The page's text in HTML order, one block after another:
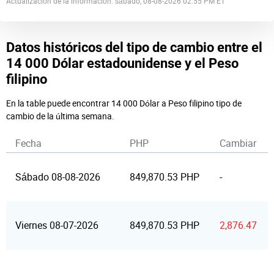
Datos históricos del tipo de cambio entre el
14 000 Dólar estadounidense y el Peso
filipino
En la table puede encontrar 14 000 Dólar a Peso filipino tipo de
cambio de la última semana.
Fecha PHP Cambiar
Sábado 08-08-2026 849,870.53 PHP -
Viernes 08-07-2026 849,870.53 PHP 2,876.47